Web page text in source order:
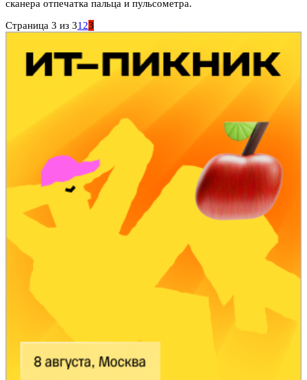
сканера отпечатка пальца и пульсометра.
Страница 3 из 31 23